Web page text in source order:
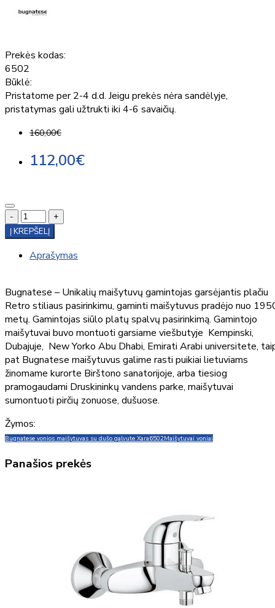
Prekės kodas:
6502
Būklė:
Pristatome per 2-4 d.d. Jeigu prekės nėra sandėlyje,
pristatymas gali užtrukti iki 4-6 savaičių.
160,00€
112,00€
-
+
Į KREPŠELĮ
Aprašymas
Bugnatese – Unikalių maišytuvų gamintojas garsėjantis plačiu
Retro stiliaus pasirinkimu, gaminti maišytuvus pradėjo nuo
metų. Gamintojas siūlo platų spalvų pasirinkimą. Gamintojo
maišytuvai buvo montuoti garsiame viešbutyje Kempinski,
Dubajuje, New Yorko Abu Dhabi, Emirati Arabi universitete,
pat Bugnatese maišytuvus galime rasti puikiai lietuviams
žinomame kurorte Birštono sanatorijoje, arba tiesiog
pramogaudami Druskininkų vandens parke, maišytuvai
sumontuoti pirčių zonuose, dušuose.
Žymos:
Bugnatese vonios maišytuvas su dušo galvute Xara6502Maišytuvai voniai
Panašios prekės